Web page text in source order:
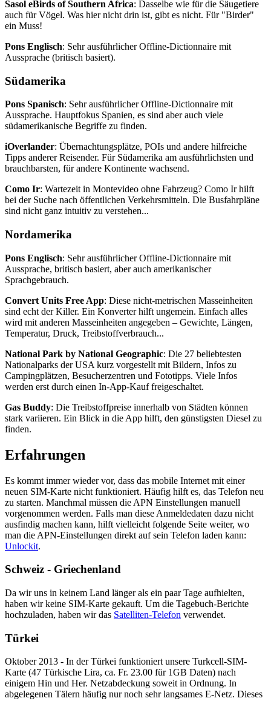
Sasol eBirds of Southern Africa: Dasselbe wie für die Säugetiere
auch für Vögel. Was hier nicht drin ist, gibt es nicht. Für "Birder"
ein Muss!
Pons Englisch: Sehr ausführlicher Offline-Dictionnaire mit
Aussprache (britisch basiert).
Südamerika
Pons Spanisch: Sehr ausführlicher Offline-Dictionnaire mit
Aussprache. Hauptfokus Spanien, es sind aber auch viele
südamerikanische Begriffe zu finden.
iOverlander: Übernachtungsplätze, POIs und andere hilfreiche
Tipps anderer Reisender. Für Südamerika am ausführlichsten und
brauchbarsten, für andere Kontinente wachsend.
Como Ir: Wartezeit in Montevideo ohne Fahrzeug? Como Ir hilft
bei der Suche nach öffentlichen Verkehrsmitteln. Die Busfahrpläne
sind nicht ganz intuitiv zu verstehen...
Nordamerika
Pons Englisch: Sehr ausführlicher Offline-Dictionnaire mit
Aussprache, britisch basiert, aber auch amerikanischer
Sprachgebrauch.
Convert Units Free App: Diese nicht-metrischen Masseinheiten
sind echt der Killer. Ein Konverter hilft ungemein. Einfach alles
wird mit anderen Masseinheiten angegeben – Gewichte, Längen,
Temperatur, Druck, Treibstoffverbrauch...
National Park by National Geographic: Die 27 beliebtesten
Nationalparks der USA kurz vorgestellt mit Bildern, Infos zu
Campingplätzen, Besucherzentren und Fototipps. Viele Infos
werden erst durch einen In-App-Kauf freigeschaltet.
Gas Buddy: Die Treibstoffpreise innerhalb von Städten können
stark variieren. Ein Blick in die App hilft, den günstigsten Diesel zu
finden.
Erfahrungen
Es kommt immer wieder vor, dass das mobile Internet mit einer
neuen SIM-Karte nicht funktioniert. Häufig hilft es, das Telefon neu
zu starten. Manchmal müssen die APN Einstellungen manuell
vorgenommen werden. Falls man diese Anmeldedaten dazu nicht
ausfindig machen kann, hilft vielleicht folgende Seite weiter, wo
man die APN-Einstellungen direkt auf sein Telefon laden kann:
Unlockit.
Schweiz - Griechenland
Da wir uns in keinem Land länger als ein paar Tage aufhielten,
haben wir keine SIM-Karte gekauft. Um die Tagebuch-Berichte
hochzuladen, haben wir das Satelliten-Telefon verwendet.
Türkei
Oktober 2013 - In der Türkei funktioniert unsere Turkcell-SIM-
Karte (47 Türkische Lira, ca. Fr. 23.00 für 1GB Daten) nach
einigem Hin und Her. Netzabdeckung soweit in Ordnung. In
abgelegenen Tälern häufig nur noch sehr langsames E-Netz. Dieses